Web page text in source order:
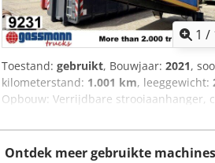
1 /
Toestand: gebruikt, Bouwjaar: 2021,
kilometerstand: 1.001 km, leeggewicht:
Opbouw: Verrijdbare strooiaanhanger,
aanhangerframe! Eigen gewicht: ca.
strooizoutcapaciteit: ca. 4580 liter.
GARANTIE. Wijzigingen,
Ontdek meer gebruikte machines